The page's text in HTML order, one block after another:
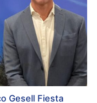
Gesell Fiesta